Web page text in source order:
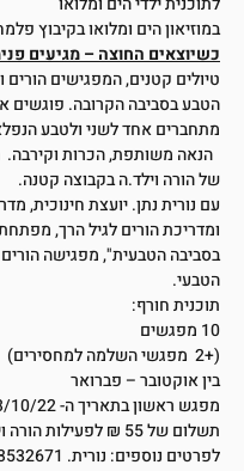
במוזיאון הים ומלואו בקיבוץ
כשיוצאים החוצה – מגיעים
טיולים קטנים, המפגישים הורים
הטבע בסביבה הקרובה. פוגשים
מתחברים אחד לשני ולטבע
הנאה משותפת, הכרות וקירבה.
של הורה וילד.ה בקבוצה קטנה.
עם נורית נתן. יועצת חינוכית,
ומדריכת הורים לגיל הרך,
בסביבה הטבעית", מפגישה
הטבעי.
תוכנית חורף:
10 מפגשים
(+2  מפגשי השלמה למחסירים)
בין אוקטובר – פברואר
מפגש ראשון בתאריך ה- 23/10/22
תשלום של 55 ₪ לפעילות הורה וילד
לפרטים נוספים: נורית. 052-3532671